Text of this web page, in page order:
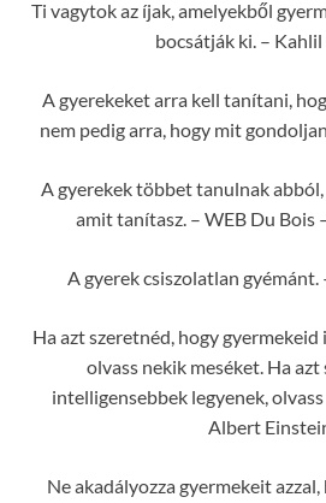
Ti vagytok az íjak, amelyekből
bocsátják ki. –
A gyerekeket arra kell tanítani,
nem pedig arra, hogy mit
A gyerekek többet tanulnak
amit tanítasz. – WEB Du Bois
A gyerek csiszolatlan gyémánt.
Ha azt szeretnéd, hogy
olvass nekik meséket. Ha
intelligensebbek legyenek,
Albert
Ne akadályozza gyermekeit